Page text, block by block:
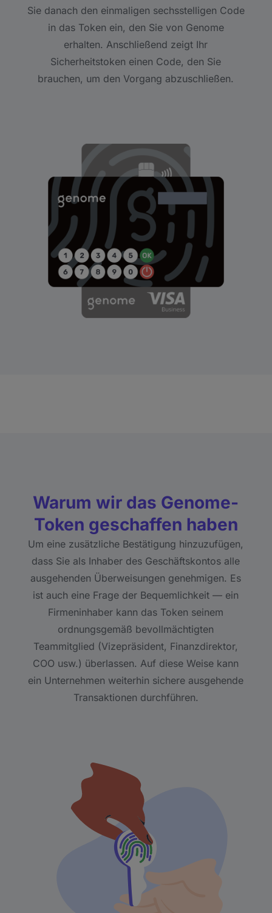
Sie danach den einmaligen sechsstelligen Code
in das Token ein, den Sie von Genome
erhalten. Anschließend zeigt Ihr
Sicherheitstoken einen Code, den Sie
brauchen, um den Vorgang abzuschließen.
Warum wir das Genome-
Token geschaffen haben
Um eine zusätzliche Bestätigung hinzuzufügen,
dass Sie als Inhaber des Geschäftskontos alle
ausgehenden Überweisungen genehmigen. Es
ist auch eine Frage der Bequemlichkeit — ein
Firmeninhaber kann das Token seinem
ordnungsgemäß bevollmächtigten
Teammitglied (Vizepräsident, Finanzdirektor,
COO usw.) überlassen. Auf diese Weise kann
ein Unternehmen weiterhin sichere ausgehende
Transaktionen durchführen.